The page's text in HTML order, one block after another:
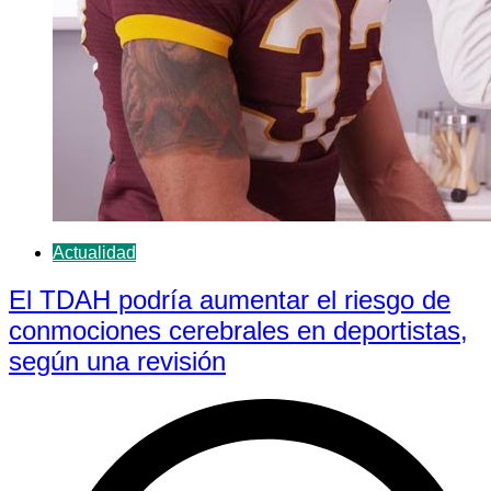
Actualidad
El TDAH podría aumentar el riesgo de
conmociones cerebrales en deportistas,
según una revisión